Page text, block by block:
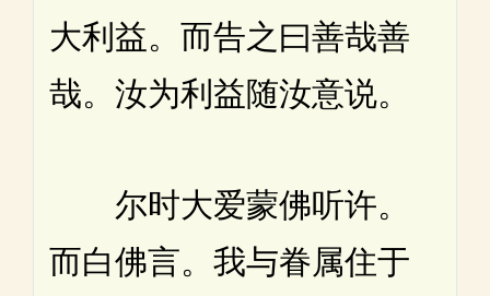
大利益。而告之曰善哉善
哉。汝为利益随汝意说。
尔时大爱蒙佛听许。
而白佛言。我与眷属住于